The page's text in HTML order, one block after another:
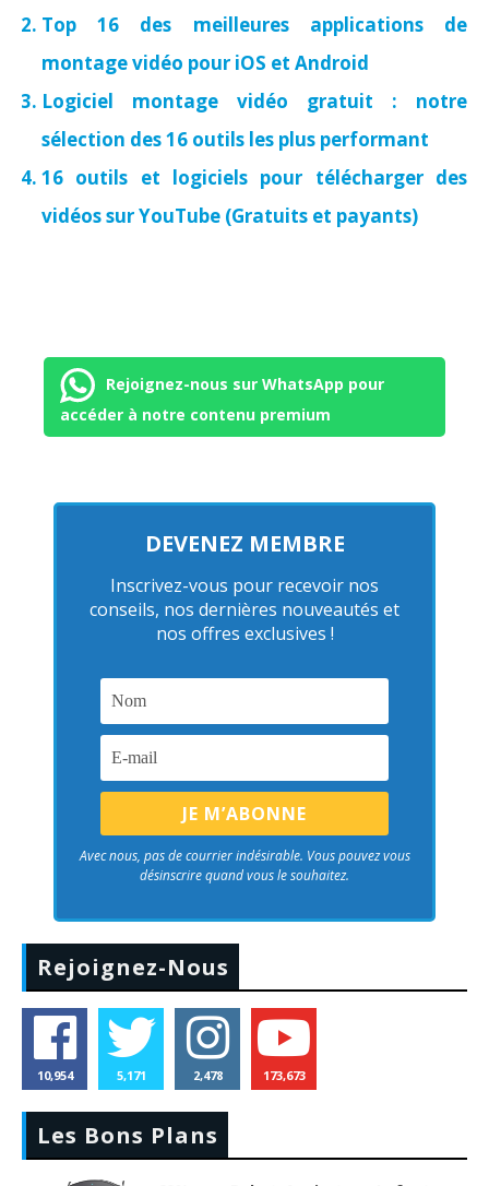
Top 16 des meilleures applications de
montage vidéo pour iOS et Android
Logiciel montage vidéo gratuit : notre
sélection des 16 outils les plus performant
16 outils et logiciels pour télécharger des
vidéos sur YouTube (Gratuits et payants)
Rejoignez-nous sur WhatsApp pour
accéder à notre contenu premium
DEVENEZ MEMBRE
Inscrivez-vous pour recevoir nos
conseils, nos dernières nouveautés et
nos offres exclusives !
Avec nous, pas de courrier indésirable. Vous pouvez vous
désinscrire quand vous le souhaitez.
Rejoignez-Nous
10,954 5,171 2,478 173,673
Les Bons Plans